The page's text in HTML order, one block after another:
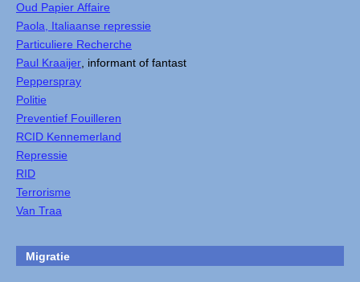
Oud Papier Affaire
Paola, Italiaanse repressie
Particuliere Recherche
Paul Kraaijer , informant of fantast
Pepperspray
Politie
Preventief Fouilleren
RCID Kennemerland
Repressie
RID
Terrorisme
Van Traa
Migratie